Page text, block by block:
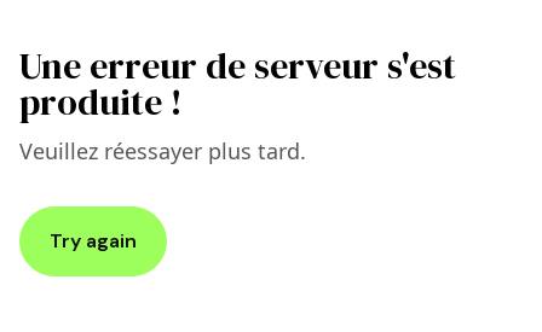
Une erreur de serveur s'est
produite !
Veuillez réessayer plus tard.
Try again